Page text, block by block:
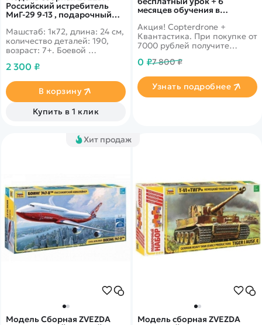
месяцев обучения в
Акция! Copterdrone +
Квантастика. При покупке от
7000 рублей получите
нашего партнера
0 ₽7 800 ₽
Узнать подробнее
Российский истребитель
МиГ-29 9-13 , подарочный
Машстаб: 1к72, длина: 24 см,
количество деталей: 190,
возраст: 7+. Боевой
состав росскийский
состав.
2 300 ₽
В корзину
Купить в 1 клик
Хит продаж
Модель Сборная ZVEZDA
Модель сборная ZVEZDA